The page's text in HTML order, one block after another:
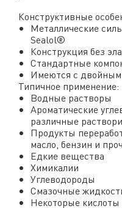
Конструктивные
Металлические
Sealol®
Конструкция без
Стандартные
Имеются с
Типичное применение:
Водные растворы
Ароматические
различные
Продукты
масло, бензин и
Едкие вещества
Химикалии
Углеводороды
Смазочные
Некоторые кислоты